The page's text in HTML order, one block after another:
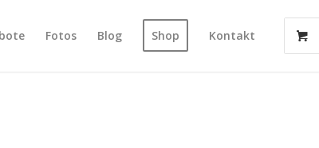
Fotos Blog Shop Kontakt